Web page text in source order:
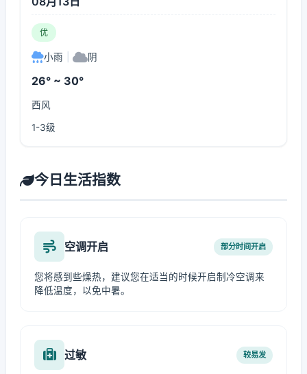
优
小雨 阴
26° ~ 30°
西风
1-3级
今日生活指数
空调开启 部分时间开启
您将感到些燥热，建议您在适当的时候开启制冷空调来
降低温度，以免中暑。
过敏 较易发